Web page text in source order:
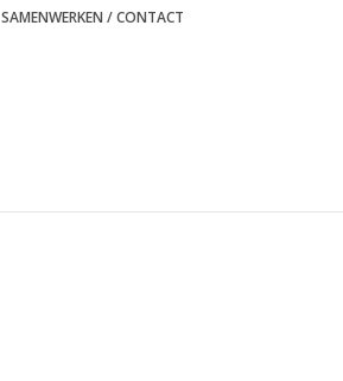
SAMENWERKEN / CONTACT